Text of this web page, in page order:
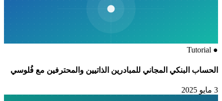
●
Tutorial
الحساب البنكي المجاني للمبادرين الذاتيين والمحترفين مع فُلوسي